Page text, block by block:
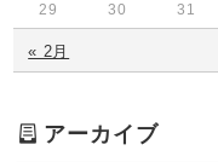
« 2月
29 30 31
アーカイブ